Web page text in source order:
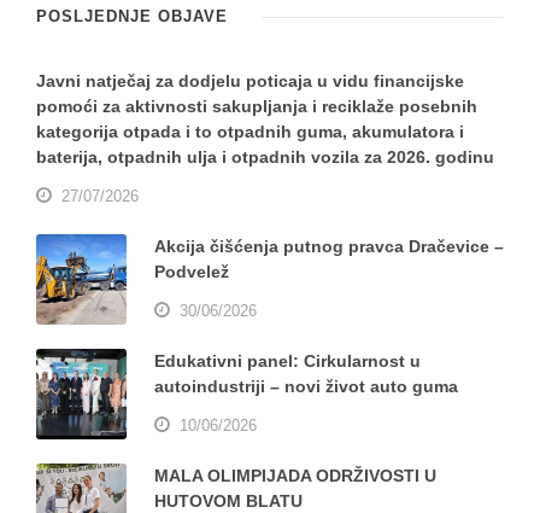
POSLJEDNJE OBJAVE
Javni natječaj za dodjelu poticaja u vidu financijske
pomoći za aktivnosti sakupljanja i reciklaže posebnih
kategorija otpada i to otpadnih guma, akumulatora i
baterija, otpadnih ulja i otpadnih vozila za 2026. godinu
27/07/2026
Akcija čišćenja putnog pravca Dračevice –
Podvelež
30/06/2026
Edukativni panel: Cirkularnost u
autoindustriji – novi život auto guma
10/06/2026
MALA OLIMPIJADA ODRŽIVOSTI U
HUTOVOM BLATU